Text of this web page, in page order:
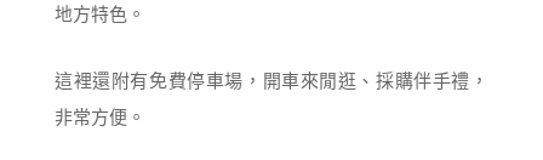
地方特色。
這裡還附有免費停車場，開車來閒逛、採購伴手禮，
非常方便。